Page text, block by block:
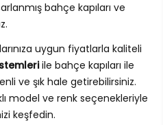
bahçe kapıları ve
uygun fiyatlarla kaliteli
ile bahçe kapıları ile
ve şık hale getirebilirsiniz.
model ve renk seçenekleriyle
keşfedin.